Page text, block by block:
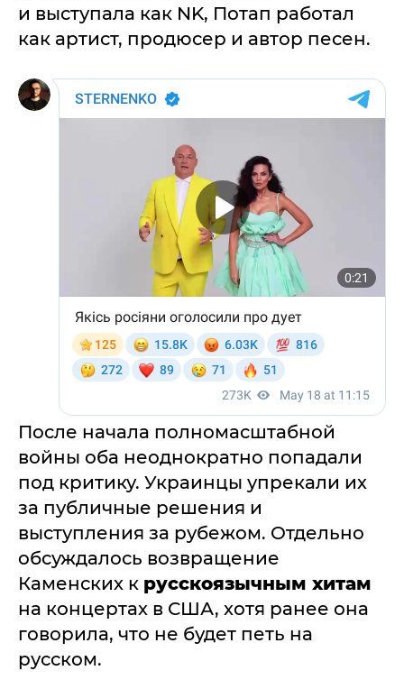
и выступала как NK, Потап работал
как артист, продюсер и автор песен.
После начала полномасштабной
войны оба неоднократно попадали
под критику. Украинцы упрекали их
за публичные решения и
выступления за рубежом. Отдельно
обсуждалось возвращение
Каменских к русскоязычным хитам
на концертах в США, хотя ранее она
говорила, что не будет петь на
русском.